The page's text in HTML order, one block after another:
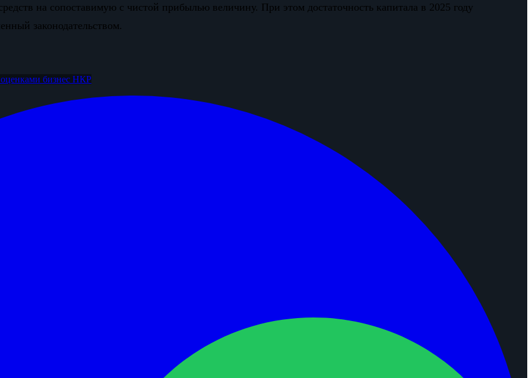
на сопоставимую с чистой прибылью величину. При этом достаточность капитала в 2025 году
законодательством.
оценками бизнес НКР